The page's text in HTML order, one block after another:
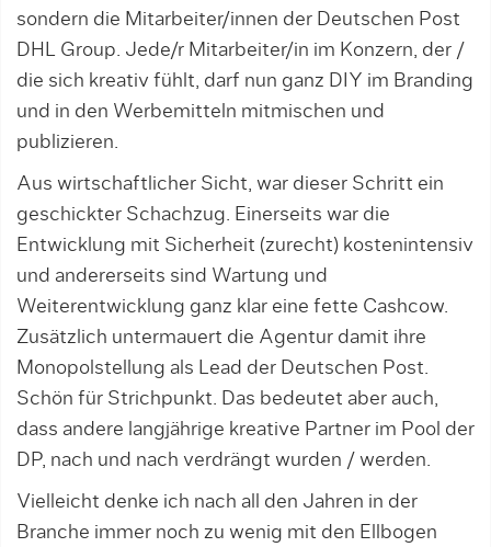
sondern die Mitarbeiter/innen der Deutschen Post
DHL Group. Jede/r Mitarbeiter/in im Konzern, der /
die sich kreativ fühlt, darf nun ganz DIY im Branding
und in den Werbemitteln mitmischen und
publizieren.
Aus wirtschaftlicher Sicht, war dieser Schritt ein
geschickter Schachzug. Einerseits war die
Entwicklung mit Sicherheit (zurecht) kostenintensiv
und andererseits sind Wartung und
Weiterentwicklung ganz klar eine fette Cashcow.
Zusätzlich untermauert die Agentur damit ihre
Monopolstellung als Lead der Deutschen Post.
Schön für Strichpunkt. Das bedeutet aber auch,
dass andere langjährige kreative Partner im Pool der
DP, nach und nach verdrängt wurden / werden.
Vielleicht denke ich nach all den Jahren in der
Branche immer noch zu wenig mit den Ellbogen